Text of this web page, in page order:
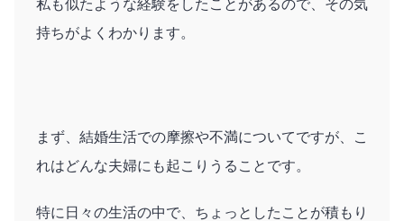
私も似たような経験をしたことがあるので、その気
持ちがよくわかります。
まず、結婚生活での摩擦や不満についてですが、こ
れはどんな夫婦にも起こりうることです。
特に日々の生活の中で、ちょっとしたことが積もり